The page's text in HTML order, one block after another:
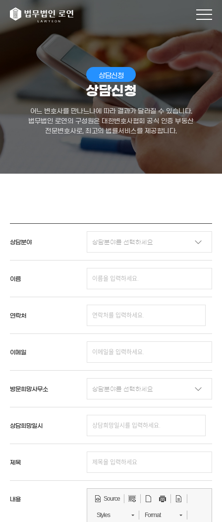
상담신청
상담신청
어느 변호사를 만나느냐에 따라 결과가 달라질 수 있습니다.
법무법인 로연의 구성원은 대한변호사협회 공식 인증 부동산
전문변호사로, 최고의 법률서비스를 제공합니다.
상담분야
이름
연락처
이메일
방문희망사무소
상담희망일시
제목
내용 Source
Styles Format